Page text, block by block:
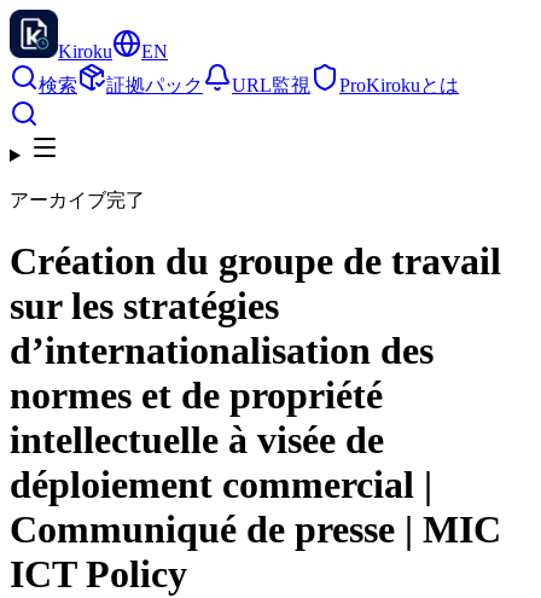
Kiroku
EN
検索
証拠パック URL監視 ProKirokuとは
アーカイブ完了
Création du groupe de travail
sur les stratégies
d’internationalisation des
normes et de propriété
intellectuelle à visée de
déploiement commercial |
Communiqué de presse | MIC
ICT Policy